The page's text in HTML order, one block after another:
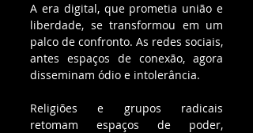
A era digital, que prometia união e
liberdade, se transformou em um
palco de confronto. As redes sociais,
antes espaços de conexão, agora
disseminam ódio e intolerância.
Religiões e grupos radicais
retomam espaços de poder,